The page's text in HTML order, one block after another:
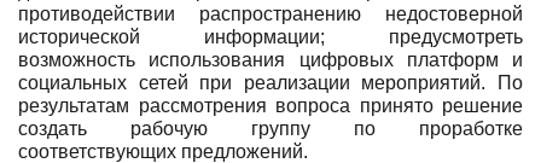
противодействии распространению недостоверной
исторической информации; предусмотреть
возможность использования цифровых платформ и
социальных сетей при реализации мероприятий. По
результатам рассмотрения вопроса принято решение
создать рабочую группу по проработке
соответствующих предложений.